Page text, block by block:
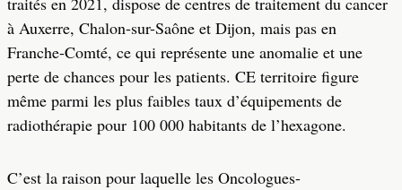
à Auxerre, Chalon-sur-Saône et Dijon, mais pas en
Franche-Comté, ce qui représente une anomalie et une
perte de chances pour les patients. CE territoire figure
même parmi les plus faibles taux d’équipements de
radiothérapie pour 100 000 habitants de l’hexagone.
C’est la raison pour laquelle les Oncologues-